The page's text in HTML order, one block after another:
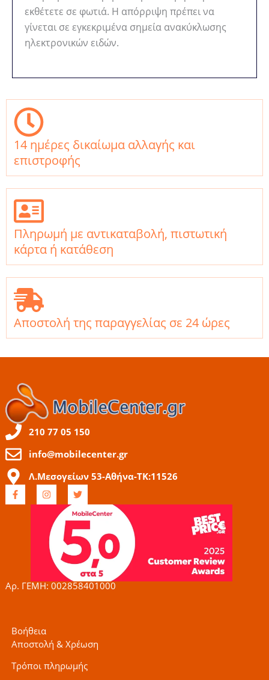
εκθέτετε σε φωτιά. Η απόρριψη πρέπει να
γίνεται σε εγκεκριμένα σημεία ανακύκλωσης
ηλεκτρονικών ειδών.
14 ημέρες δικαίωμα αλλαγής και
επιστροφής
Πληρωμή με αντικαταβολή, πιστωτική
κάρτα ή κατάθεση
Αποστολή της παραγγελίας σε 24 ώρες
210 77 05 150
info@mobilecenter.gr
Λ.Μεσογείων 53-Αθήνα-ΤΚ:11526
F
a
c
I
n
s
g
r
a
m
T
w
t
t
e
r
Αρ. ΓΕΜΗ: 002858401000
Βοήθεια
Αποστολή & Χρέωση
Τρόποι πληρωμής